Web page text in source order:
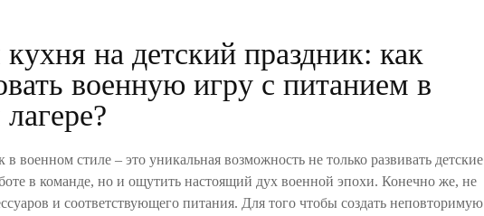
на детский праздник: как
военную игру с питанием в
в военном стиле – это уникальная возможность не только развивать детские
в команде, но и ощутить настоящий дух военной эпохи. Конечно же, не
и соответствующего питания. Для того чтобы создать неповторимую